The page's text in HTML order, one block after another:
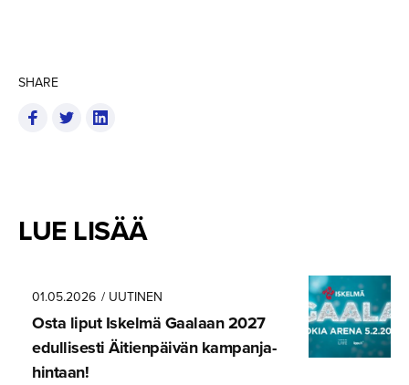
SHARE
LUE LISÄÄ
01.05.2026 / UUTINEN
Osta liput Iskelmä Gaalaan 2027
edullisesti Äitienpäivän kampanja­
hintaan!